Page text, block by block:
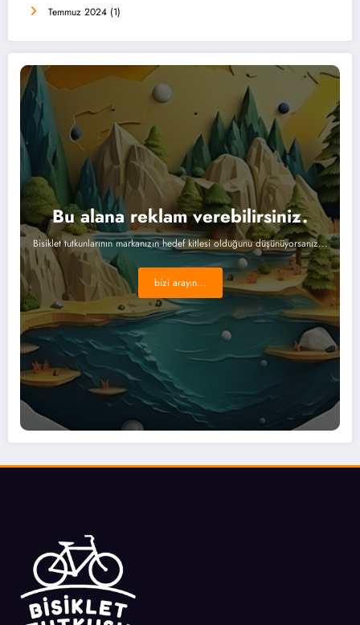
Temmuz 2024 (1)
Bu alana reklam verebilirsiniz.
Bisiklet tutkunlarının markanızın hedef kitlesi olduğunu düşünüyorsanız...
bizi arayın...